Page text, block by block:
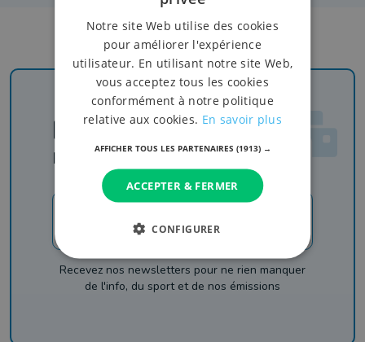
Newsletter
Rejoignez-nous
JE M'INSCRIS
Recevez nos newsletters pour ne rien manquer
de l'info, du sport et de nos émissions
Notre site Web utilise des cookies
pour améliorer l'expérience
utilisateur. En utilisant notre site Web,
vous acceptez tous les cookies
conformément à notre politique
relative aux cookies. En savoir plus
AFFICHER TOUS LES PARTENAIRES (1913) →
ACCEPTER & FERMER
CONFIGURER